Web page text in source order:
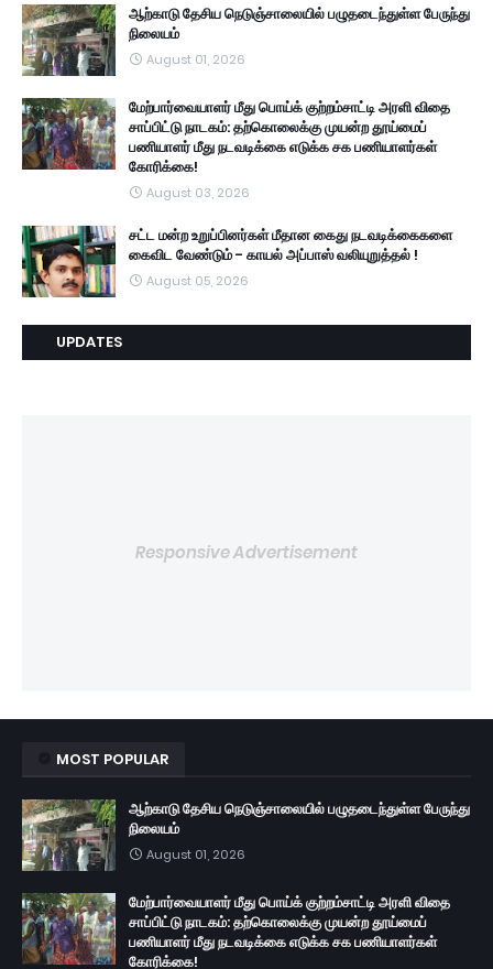
ஆற்காடு தேசிய நெடுஞ்சாலையில் பழுதடைந்துள்ள பேருந்து
நிலையம்
August 01, 2026
மேற்பார்வையாளர் மீது பொய்க் குற்றம்சாட்டி அரளி விதை
சாப்பிட்டு நாடகம்: தற்கொலைக்கு முயன்ற தூய்மைப்
பணியாளர் மீது நடவடிக்கை எடுக்க சக பணியாளர்கள்
கோரிக்கை!
August 03, 2026
சட்ட மன்ற உறுப்பினர்கள் மீதான கைது நடவடிக்கைகளை
கைவிட வேண்டும் - காயல் அப்பாஸ் வலியுறுத்தல் !
August 05, 2026
UPDATES
Responsive Advertisement
MOST POPULAR
ஆற்காடு தேசிய நெடுஞ்சாலையில் பழுதடைந்துள்ள பேருந்து
நிலையம்
August 01, 2026
மேற்பார்வையாளர் மீது பொய்க் குற்றம்சாட்டி அரளி விதை
சாப்பிட்டு நாடகம்: தற்கொலைக்கு முயன்ற தூய்மைப்
பணியாளர் மீது நடவடிக்கை எடுக்க சக பணியாளர்கள்
கோரிக்கை!